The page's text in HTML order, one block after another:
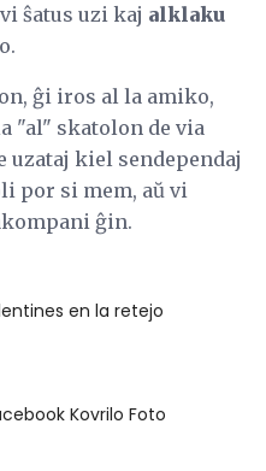
vi ŝatus uzi kaj alklaku
ĝi iros al la amiko,
"al" skatolon de via
uzataj kiel sendependaj
por si mem, aŭ vi
ĝin.
en la retejo
Kovrilo Foto